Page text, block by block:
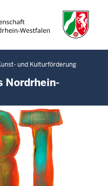
Inhalt
Menu
und Kulturförderung
Nordrhein-